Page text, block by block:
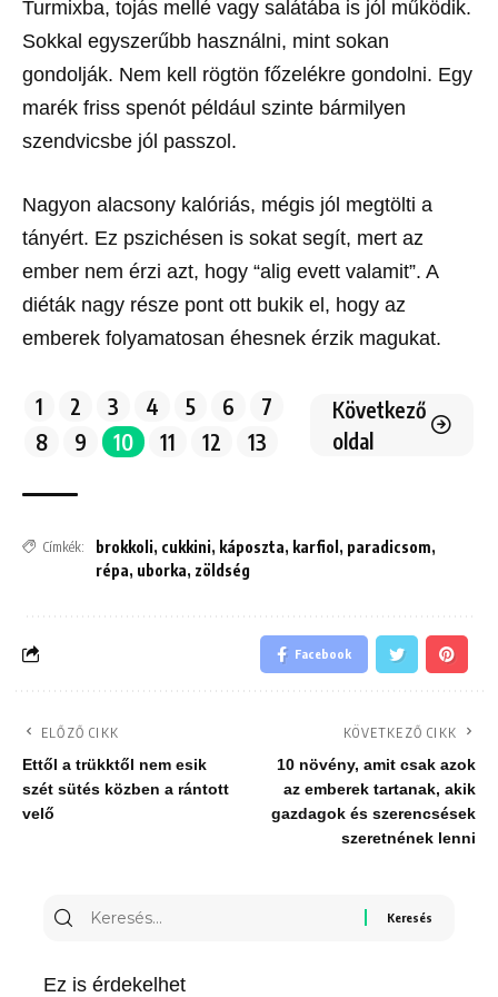
Turmixba, tojás mellé vagy salátába is jól működik.
Sokkal egyszerűbb használni, mint sokan
gondolják. Nem kell rögtön főzelékre gondolni. Egy
marék friss spenót például szinte bármilyen
szendvicsbe jól passzol.
Nagyon alacsony kalóriás, mégis jól megtölti a
tányért. Ez pszichésen is sokat segít, mert az
ember nem érzi azt, hogy “alig evett valamit”. A
diéták nagy része pont ott bukik el, hogy az
emberek folyamatosan éhesnek érzik magukat.
1 2 3 4 5 6
7
8
9 10 11 12 13
Következő
oldal
Címkék: brokkoli, cukkini, káposzta, karfiol , paradicsom,
répa, uborka, zöldség
Facebook
ELŐZŐ CIKK
Ettől a trükktől nem esik
szét sütés közben a rántott
velő
KÖVETKEZŐ CIKK
10 növény, amit csak azok
az emberek tartanak, akik
gazdagok és szerencsések
szeretnének lenni
Keresés
Ez is érdekelhet